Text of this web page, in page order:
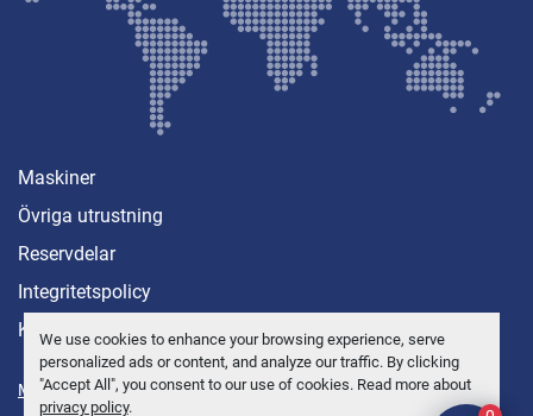
We use cookies to enhance your browsing experience, serve
personalized ads or content, and analyze our traffic. By clicking
"Accept All", you consent to our use of cookies. Read more about
privacy policy.
Maskiner
Övriga utrustning
Reservdelar
Integritetspolicy
Kontakt
Manage Cookies